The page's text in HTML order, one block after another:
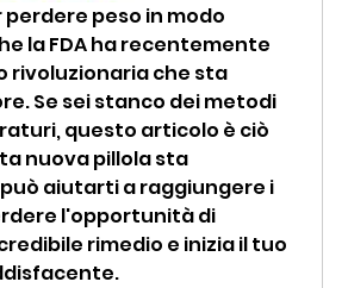
peso in modo
la FDA ha recentemente
rivoluzionaria che sta
Se sei stanco dei metodi
questo articolo è ciò
nuova pillola sta
aiutarti a raggiungere i
l'opportunità di
rimedio e inizia il tuo